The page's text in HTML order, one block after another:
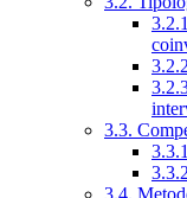
3.3.
3.4.